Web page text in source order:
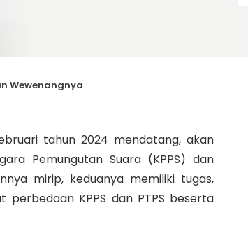
Wewenangnya
tahun 2024 mendatang, akan
Pemungutan Suara (KPPS) dan
mirip, keduanya memiliki tugas,
KPPS dan PTPS beserta